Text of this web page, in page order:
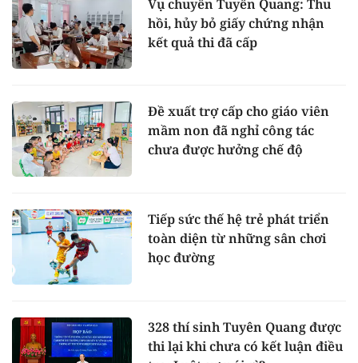
Vụ chuyên Tuyên Quang: Thu
hồi, hủy bỏ giấy chứng nhận
kết quả thi đã cấp
Đề xuất trợ cấp cho giáo viên
mầm non đã nghỉ công tác
chưa được hưởng chế độ
Tiếp sức thế hệ trẻ phát triển
toàn diện từ những sân chơi
học đường
328 thí sinh Tuyên Quang được
thi lại khi chưa có kết luận điều